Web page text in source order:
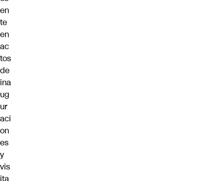
en
te
en
ac
tos
de
ina
ug
ur
aci
on
es
y
vis
ita